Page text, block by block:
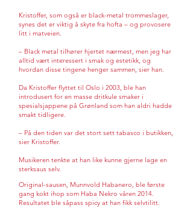
Kristoffer, som også er black-metal trommeslager,
synes det er viktig å skyte fra hofta – og provosere
litt i matveien.
– Black metal tilhører hjertet nærmest, men jeg har
alltid vært interessert i smak og estetikk, og
hvordan disse tingene henger sammen, sier han.
Da Kristoffer flyttet til Oslo i 2003, ble han
introdusert for en masse dritkule smaker i
spesialsjappene på Grønland som han aldri hadde
smakt tidligere.
– På den tiden var det stort sett tabasco i butikken,
sier Kristoffer.
Musikeren tenkte at han like kunne gjerne lage en
sterksaus selv.
Original-sausen, Munnvold Habanero, ble første
gang kokt ihop som Haba Nekro våren 2014.
Resultatet ble såpass spicy at han fikk selvtilitt.